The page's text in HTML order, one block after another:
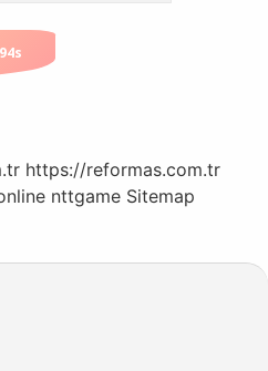
https://reformas.com.tr
nttgame Sitemap